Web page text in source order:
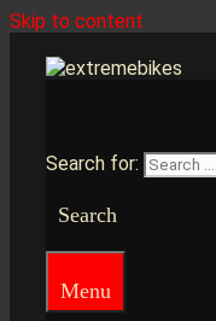
Skip to content
Search for:
Search
Menu